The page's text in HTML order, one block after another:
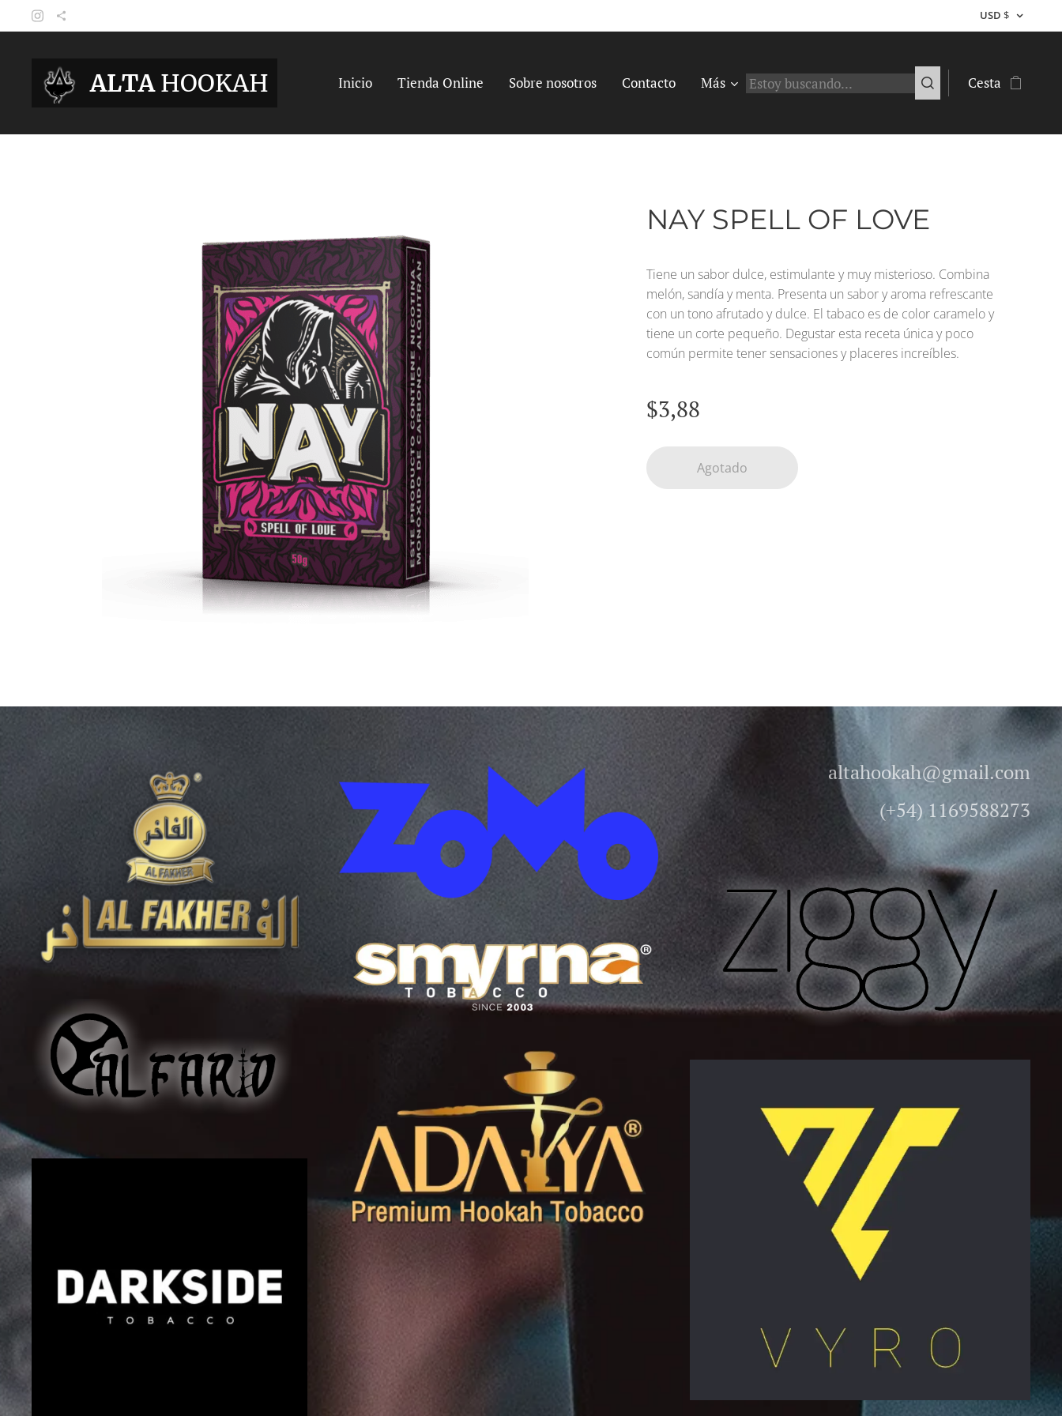
USD $
ALTAHOOKAH Inicio Tienda Online Sobre nosotros Contacto Más Cesta
NAY SPELL OF LOVE
Tiene un sabor dulce, estimulante y muy misterioso. Combina
melón, sandía y menta. Presenta un sabor y aroma refrescante
con un tono afrutado y dulce. El tabaco es de color caramelo y
tiene un corte pequeño. Degustar esta receta única y poco
común permite tener sensaciones y placeres increíbles.
$3,88
Agotado
altahookah@gmail.com
(+54) 1169588273